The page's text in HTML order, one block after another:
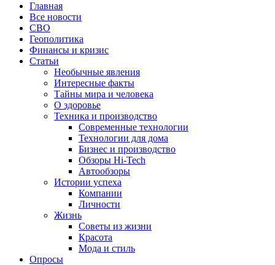
Главная
Все новости
СВО
Геополитика
Финансы и кризис
Статьи
Необычные явления
Интересные факты
Тайны мира и человека
О здоровье
Техника и производство
Современные технологии
Технологии для дома
Бизнес и производство
Обзоры Hi-Tech
Автообзоры
Истории успеха
Компании
Личности
Жизнь
Советы из жизни
Красота
Мода и стиль
Опросы